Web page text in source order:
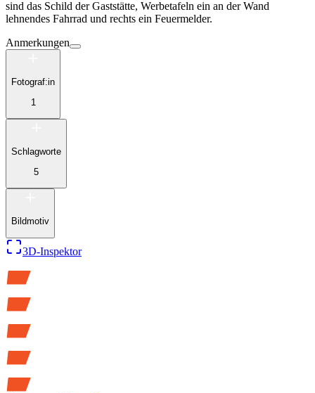
sind das Schild der Gaststätte, Werbetafeln ein an der Wand
lehnendes Fahrrad und rechts ein Feuermelder.
Anmerkungen
Fotograf:in
1
Schlagworte
5
Bildmotiv
3D-Inspektor